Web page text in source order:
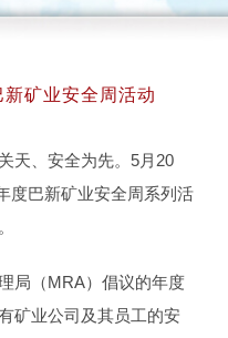
矿业安全周活动
天、安全为先。5月20
度巴新矿业安全周系列活
局（MRA）倡议的年度
矿业公司及其员工的安